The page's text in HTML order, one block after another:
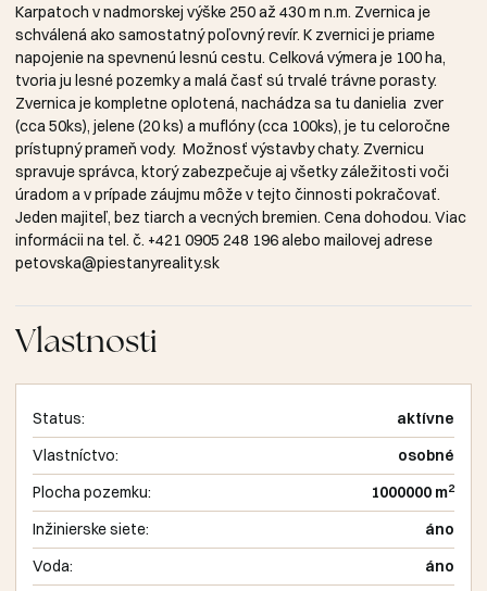
Karpatoch v nadmorskej výške 250 až 430 m n.m. Zvernica je
schválená ako samostatný poľovný revír. K zvernici je priame
napojenie na spevnenú lesnú cestu. Celková výmera je 100 ha,
tvoria ju lesné pozemky a malá časť sú trvalé trávne porasty.
Zvernica je kompletne oplotená, nachádza sa tu danielia zver
(cca 50ks), jelene (20 ks) a muflóny (cca 100ks), je tu celoročne
prístupný prameň vody. Možnosť výstavby chaty. Zvernicu
spravuje správca, ktorý zabezpečuje aj všetky záležitosti voči
úradom a v prípade záujmu môže v tejto činnosti pokračovať.
Jeden majiteľ, bez tiarch a vecných bremien. Cena dohodou. Viac
informácii na tel. č. +421 0905 248 196alebo mailovej adrese
petovska@piestanyreality.sk
Vlastnosti
Status:
aktívne
Vlastníctvo:
osobné
Plocha pozemku:
1000000 m2
Inžinierske siete:
áno
Voda:
áno